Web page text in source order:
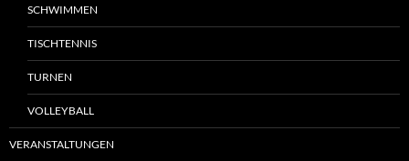
SCHWIMMEN
TISCHTENNIS
TURNEN
VOLLEYBALL
VERANSTALTUNGEN